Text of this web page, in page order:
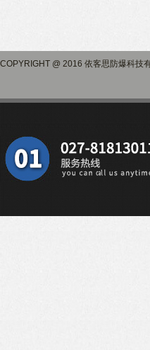
COPYRIGHT @ 2016 依客思防爆科